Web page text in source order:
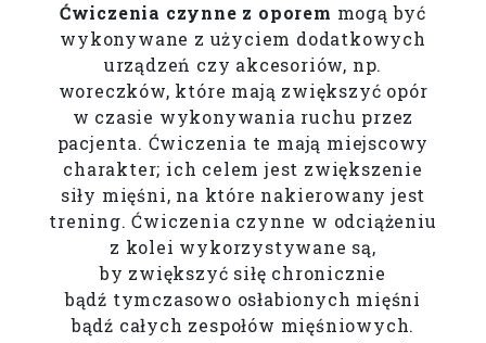
Ćwiczenia czynne z oporem mogą być
wykonywane z użyciem dodatkowych
urządzeń czy akcesoriów, np.
woreczków, które mają zwiększyć opór
w czasie wykonywania ruchu przez
pacjenta. Ćwiczenia te mają miejscowy
charakter; ich celem jest zwiększenie
siły mięśni, na które nakierowany jest
trening. Ćwiczenia czynne w odciążeniu
z kolei wykorzystywane są,
by zwiększyć siłę chronicznie
bądź tymczasowo osłabionych mięśni
bądź całych zespołów mięśniowych.